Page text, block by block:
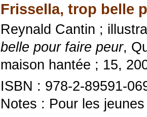
Frissella, trop belle
Reynald Cantin ;
belle pour faire peur,
maison hantée ; 15,
ISBN : 978-2-89591-
Notes : Pour les